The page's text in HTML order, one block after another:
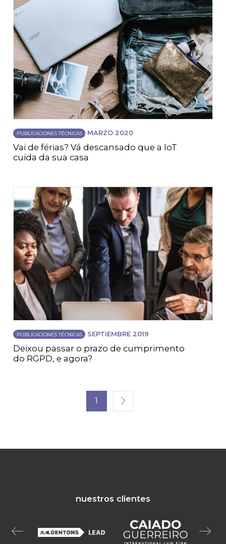
PUBLICACIONES TÉCNICAS MARZO 2020
Vai de férias? Vá descansado que a IoT
cuida da sua casa
PUBLICACIONES TÉCNICAS SEPTIEMBRE 2019
Deixou passar o prazo de cumprimento
do RGPD, e agora?
1
nuestros clientes